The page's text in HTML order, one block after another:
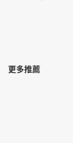
更多推薦